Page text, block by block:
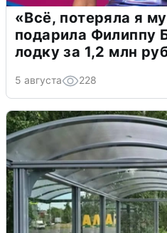
«Всё, потеряла я
подарила Филиппу
лодку за 1,2 млн
5 августа 228